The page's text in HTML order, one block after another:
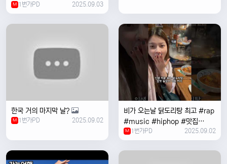
위로받았습니다
M 1번가PD 2025.09.03
한국 거의 마지막 날?
M 1번가PD 2025.09.02
비가 오는날 ￼닭도리탕 최고 #rap
#music #hiphop #맛집
#travel #여행 #food ￼
M 1번가PD 2025.09.02